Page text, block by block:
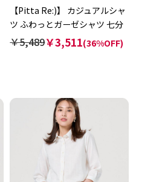
【Pitta Re:)】 カジュアルシャ
ツ ふわっとガーゼシャツ 七分
袖 綿100% レディース
￥5,489￥3,511(36%OFF)